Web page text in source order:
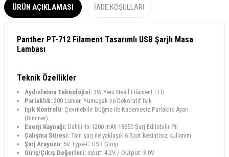
ÜRÜN AÇIKLAMASI İADE KOŞULLARI
Panther PT-712 Filament Tasarımlı USB Şarjlı Masa
Lambası
Teknik Özellikler
Aydınlatma Teknolojisi: 3W Yeni Nesil Filament LED
Parlaklık: 200 Lümen Yumuşak ve Dekoratif Işık
Işık Kontrolü: Çevrilebilir Düğme ile Kademesiz Parlaklık Ayarı
(Dimmer)
Enerji Kaynağı: Dahili 1x 1200 mAh 18650 Şarj Edilebilir Pil
Çalışma Süresi: Tam şarj ile yaklaşık 6 Saat kesintisiz kullanım
Şarj Arayüzü: 5V Type-C USB Girişi
Giriş/Çıkış Değerleri: Input: 4.2V / Output: 3.0V